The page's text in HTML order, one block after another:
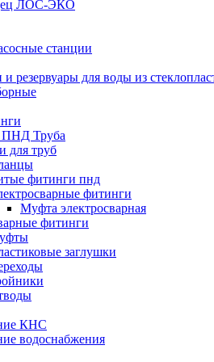
ЛОС-ЭКО
станции
и резервуары для воды из
ПНД Труба
для труб
фитинги пнд
фитинги
Муфта электросварная
фитинги
заглушки
КНС
водоснабжения